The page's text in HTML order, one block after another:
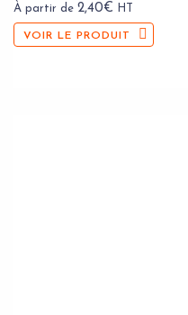
À partir de 2,40€ HT
VOIR LE PRODUIT